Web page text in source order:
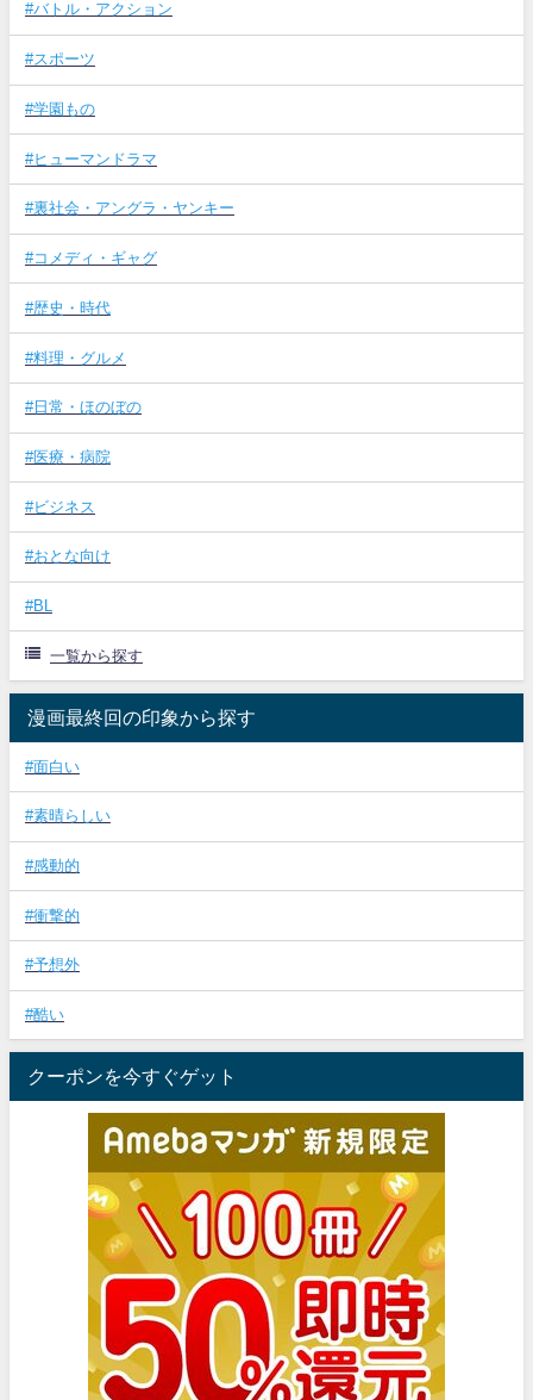
#バトル・アクション
#スポーツ
#学園もの
#ヒューマンドラマ
#裏社会・アングラ・ヤンキー
#コメディ・ギャグ
#歴史・時代
#料理・グルメ
#日常・ほのぼの
#医療・病院
#ビジネス
#おとな向け
#BL
一覧から探す
漫画最終回の印象から探す
#面白い
#素晴らしい
#感動的
#衝撃的
#予想外
#酷い
クーポンを今すぐゲット